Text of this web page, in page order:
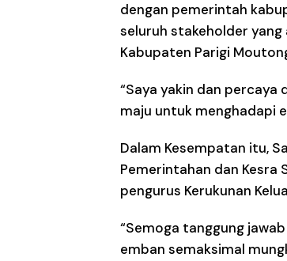
dengan pemerintah
seluruh stakeholder
Kabupaten Parigi
“Saya yakin dan percaya
maju untuk menghadapi
Dalam Kesempatan itu,
Pemerintahan dan Kesra
pengurus Kerukunan
“Semoga tanggung
emban semaksimal